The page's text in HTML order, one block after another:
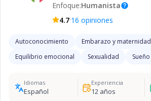
Enfoque:Humanistahelp
4.7·16 opiniones
Autoconocimiento
Embarazo y maternidad
Equilibrio emocional
Sexualidad Sueño
Idiomas
Español
Experiencia
12años